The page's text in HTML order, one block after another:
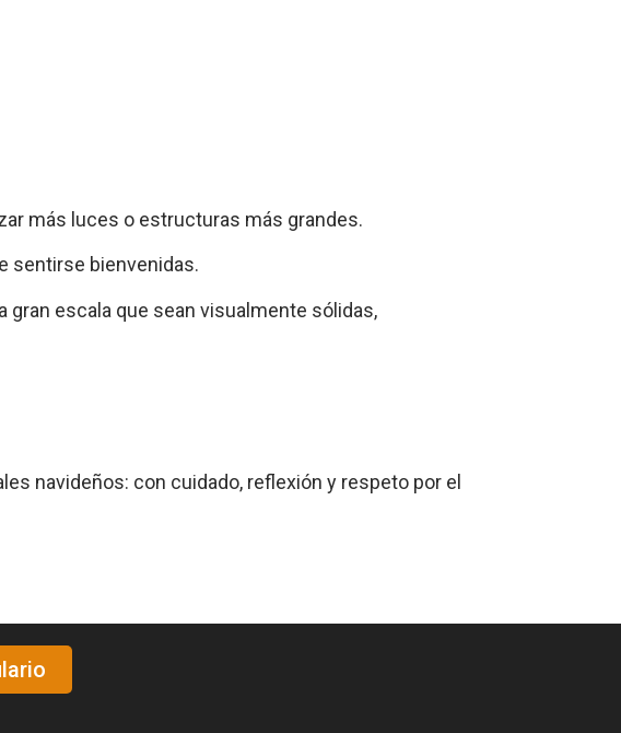
más luces o estructuras más grandes.
sentirse bienvenidas.
escala que sean visualmente sólidas,
navideños: con cuidado, reflexión y respeto por el